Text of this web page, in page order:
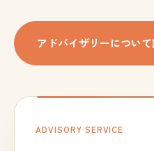
アドバイザリーについて
ADVISORY SERVICE